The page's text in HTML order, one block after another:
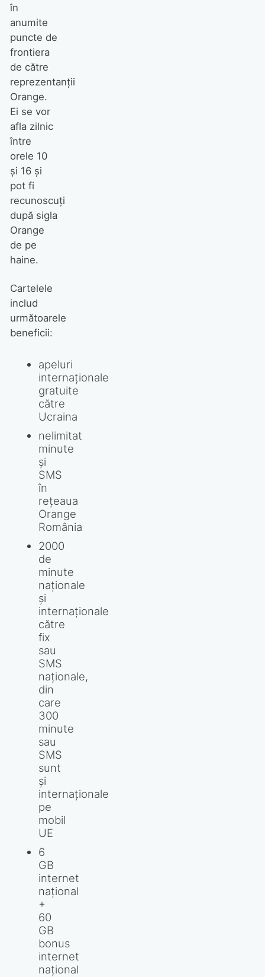
în
anumite
puncte de
frontiera
de către
reprezentanţii
Orange.
Ei se vor
afla zilnic
între
orele 10
şi 16 şi
pot fi
recunoscuţi
după sigla
Orange
de pe
haine.
Cartelele
includ
următoarele
beneficii:
apeluri
internaționale
gratuite
către
Ucraina
nelimitat
minute
și
SMS
în
rețeaua
Orange
România
2000
de
minute
naționale
și
internaționale
către
fix
sau
SMS
naționale,
din
care
300
minute
sau
SMS
sunt
și
internaționale
pe
mobil
UE
6
GB
internet
național
+
60
GB
bonus
internet
național